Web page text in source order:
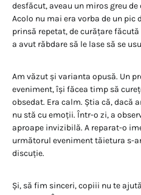
desfăcut, aveau un miros greu
Acolo nu mai era vorba de un pic
prinsă repetat, de curățare
a avut răbdare să le lase să se
Am văzut și varianta opusă. Un
eveniment, își făcea timp să
obsedat. Era calm. Știa că, dacă
nu stă cu emoții. Într-o zi, a
aproape invizibilă. A reparat-o
următorul eveniment tăietura s-
discuție.
Și, să fim sinceri, copiii nu te